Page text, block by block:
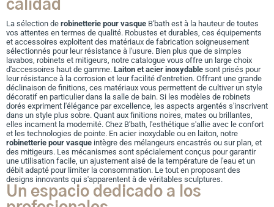
calidad
La sélection de robinetterie pour vasque B'bath est à la hauteur de toutes
vos attentes en termes de qualité. Robustes et durables, ces équipements
et accessoires exploitent des matériaux de fabrication soigneusement
sélectionnés pour leur résistance à l'usure. Bien plus que de simples
lavabos, robinets et mitigeurs, notre catalogue vous offre un large choix
d'accessoires haut de gamme. Laiton et acier inoxydable sont prisés pour
leur résistance à la corrosion et leur facilité d'entretien. Offrant une grande
déclinaison de finitions, ces matériaux vous permettent de cultiver un style
décoratif en particulier dans la salle de bain. Si les modèles de robinets
dorés expriment l'élégance par excellence, les aspects argentés s'inscrivent
dans un style plus sobre. Quant aux finitions noires, mates ou brillantes,
elles incarnent la modernité. Chez B'bath, l'esthétique s'allie avec le confort
et les technologies de pointe. En acier inoxydable ou en laiton, notre
robinetterie pour vasque intègre des mélangeurs encastrés ou sur plan, et
des mitigeurs. Les mécanismes sont spécialement conçus pour garantir
une utilisation facile, un ajustement aisé de la température de l'eau et un
débit adapté pour imiter la consommation. Le tout en proposant des
designs innovants qui s'apparentent à de véritables sculptures.
Un espacio dedicado a los